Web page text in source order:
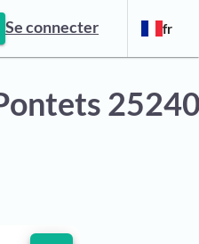
Se connecter fr